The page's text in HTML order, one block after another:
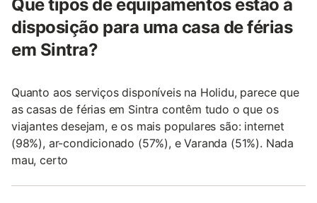
Que tipos de equipamentos estão à
disposição para uma casa de férias
em Sintra?
Quanto aos serviços disponíveis na Holidu, parece que
as casas de férias em Sintra contêm tudo o que os
viajantes desejam, e os mais populares são: internet
(98%), ar-condicionado (57%), e Varanda (51%). Nada
mau, certo